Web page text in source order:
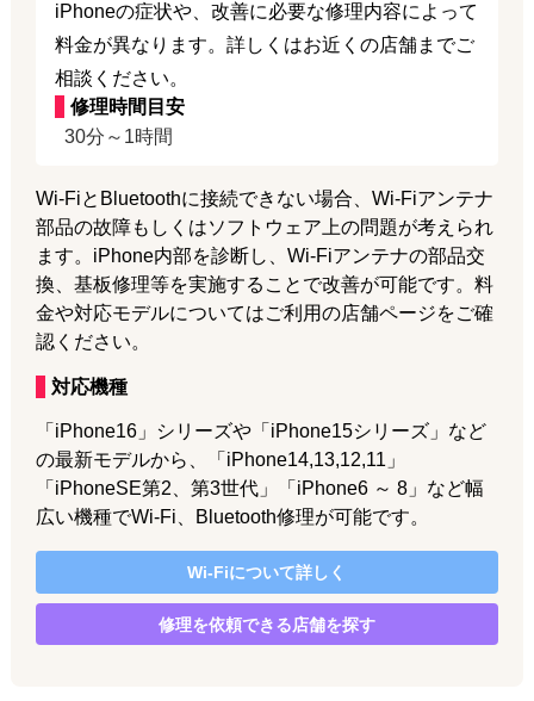
iPhoneの症状や、改善に必要な修理内容によって
料金が異なります。詳しくはお近くの店舗までご
相談ください。
修理時間目安
30分～1時間
Wi-FiとBluetoothに接続できない場合、Wi-Fiアンテナ
部品の故障もしくはソフトウェア上の問題が考えられ
ます。iPhone内部を診断し、Wi-Fiアンテナの部品交
換、基板修理等を実施することで改善が可能です。料
金や対応モデルについてはご利用の店舗ページをご確
認ください。
対応機種
「iPhone16」シリーズや「iPhone15シリーズ」など
の最新モデルから、「iPhone14,13,12,11」
「iPhoneSE第2、第3世代」「iPhone6 ～ 8」など幅
広い機種でWi-Fi、Bluetooth修理が可能です。
Wi-Fiについて詳しく
修理を依頼できる店舗を探す